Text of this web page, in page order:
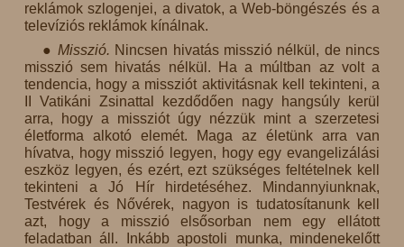
reklámok szlogenjei, a divatok, a Web-böngészés és a
televíziós reklámok kínálnak.
● Misszió. Nincsen hivatás misszió nélkül, de nincs
misszió sem hivatás nélkül. Ha a múltban az volt a
tendencia, hogy a missziót aktivitásnak kell tekinteni, a
II Vatikáni Zsinattal kezdődően nagy hangsúly kerül
arra, hogy a missziót úgy nézzük mint a szerzetesi
életforma alkotó elemét. Maga az életünk arra van
hívatva, hogy misszió legyen, hogy egy evangelizálási
eszköz legyen, és ezért, ezt szükséges feltételnek kell
tekinteni a Jó Hír hirdetéséhez. Mindannyiunknak,
Testvérek és Nővérek, nagyon is tudatosítanunk kell
azt, hogy a misszió elsősorban nem egy ellátott
feladatban áll. Inkább apostoli munka, mindenekelőtt